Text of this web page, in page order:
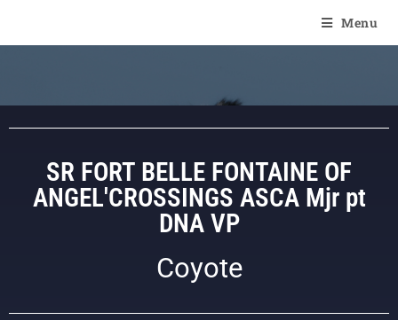
Menu
SR FORT BELLE FONTAINE OF
ANGEL'CROSSINGS ASCA Mjr pt
DNA VP
Coyote